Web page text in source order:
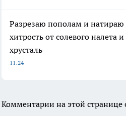
Разрезаю пополам и натираю
хитрость от солевого налета
хрусталь
11:24
Комментарии на этой